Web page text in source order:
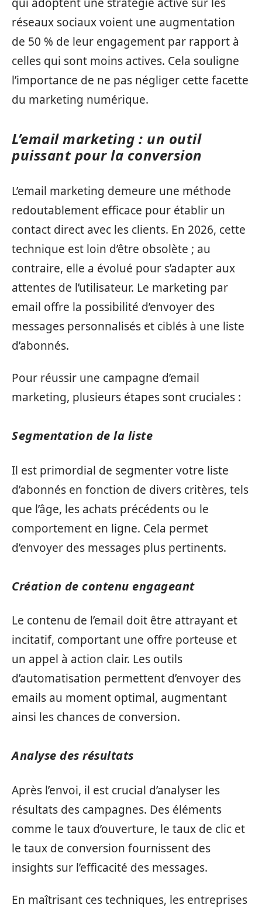
réseaux sociaux voient une augmentation
de 50 % de leur engagement par rapport à
celles qui sont moins actives. Cela souligne
l’importance de ne pas négliger cette facette
du marketing numérique.
L’email marketing : un outil
puissant pour la conversion
L’email marketing demeure une méthode
redoutablement efficace pour établir un
contact direct avec les clients. En 2026, cette
technique est loin d’être obsolète ; au
contraire, elle a évolué pour s’adapter aux
attentes de l’utilisateur. Le marketing par
email offre la possibilité d’envoyer des
messages personnalisés et ciblés à une liste
d’abonnés.
Pour réussir une campagne d’email
marketing, plusieurs étapes sont cruciales :
Segmentation de la liste
Il est primordial de segmenter votre liste
d’abonnés en fonction de divers critères, tels
que l’âge, les achats précédents ou le
comportement en ligne. Cela permet
d’envoyer des messages plus pertinents.
Création de contenu engageant
Le contenu de l’email doit être attrayant et
incitatif, comportant une offre porteuse et
un appel à action clair. Les outils
d’automatisation permettent d’envoyer des
emails au moment optimal, augmentant
ainsi les chances de conversion.
Analyse des résultats
Après l’envoi, il est crucial d’analyser les
résultats des campagnes. Des éléments
comme le taux d’ouverture, le taux de clic et
le taux de conversion fournissent des
insights sur l’efficacité des messages.
En maîtrisant ces techniques, les entreprises